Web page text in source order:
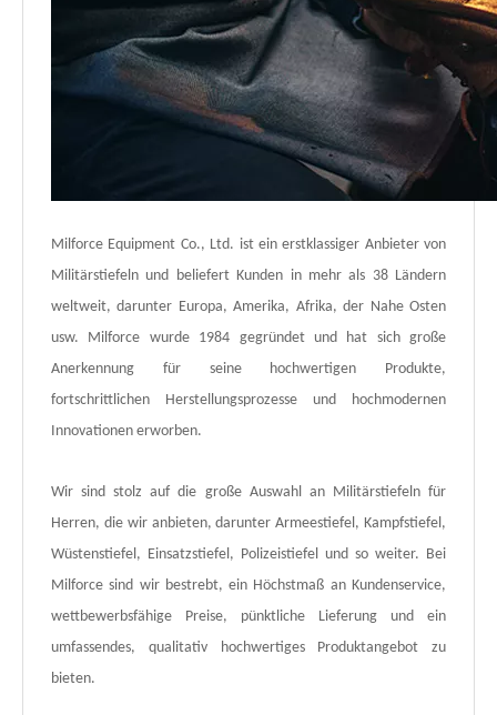
Milforce Equipment Co., Ltd. ist ein erstklassiger Anbieter von
Militärstiefeln und beliefert Kunden in mehr als 38 Ländern
weltweit, darunter Europa, Amerika, Afrika, der Nahe Osten
usw. Milforce wurde 1984 gegründet und hat sich große
Anerkennung für seine hochwertigen Produkte,
fortschrittlichen Herstellungsprozesse und hochmodernen
Innovationen erworben.
Wir sind stolz auf die große Auswahl an Militärstiefeln für
Herren, die wir anbieten, darunter Armeestiefel, Kampfstiefel,
Wüstenstiefel, Einsatzstiefel, Polizeistiefel und so weiter. Bei
Milforce sind wir bestrebt, ein Höchstmaß an Kundenservice,
wettbewerbsfähige Preise, pünktliche Lieferung und ein
umfassendes, qualitativ hochwertiges Produktangebot zu
bieten.